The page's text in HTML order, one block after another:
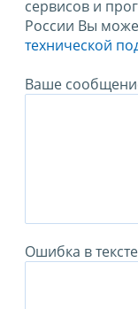
сервисов и
России Вы
технической
Ваше
Ошибка в